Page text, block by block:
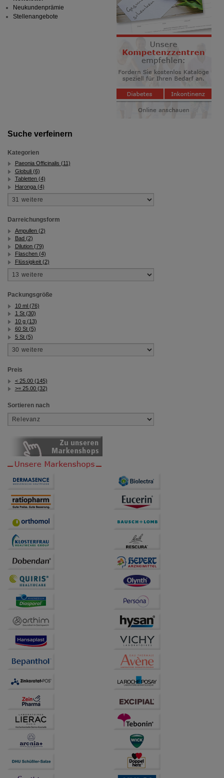
Suche verfeinern
Kategorien
Paeonia Officinalis (11)
Globuli (6)
Tabletten (4)
Haronga (4)
Darreichungsform
Ampullen (2)
Bad (2)
Dilution (79)
Flaschen (4)
Flüssigkeit (2)
Packungsgröße
10 ml (76)
1 St (30)
10 g (13)
60 St (5)
5 St (5)
Preis
< 25.00 (145)
>= 25.00 (32)
Sortieren nach
Neukundenprämie
Stellenangebote